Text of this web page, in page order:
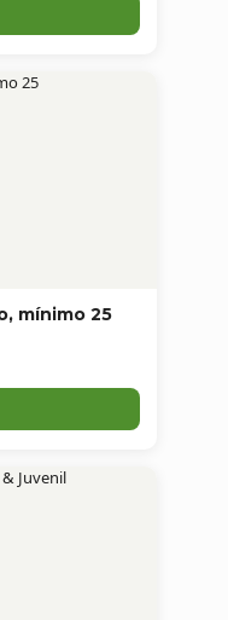
mínimo 25